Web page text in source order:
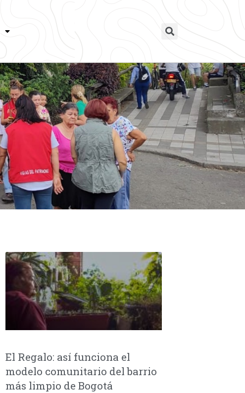
El Regalo: así funciona el
modelo comunitario del barrio
más limpio de Bogotá